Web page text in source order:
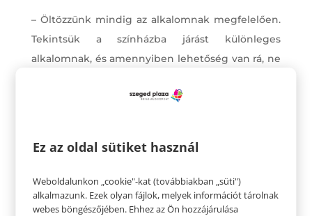
– Öltözzünk mindig az alkalomnak megfelelően.
Tekintsük a színházba járást különleges
alkalomnak, és amennyiben lehetőség van rá, ne
Természetesen nem kötelező az estélyi viselet
legalább negyed órával. Tiszteletről tesz
tanúbizonyságot a színpadon lévő színészek és a
Ez az oldal sütiket használ
Weboldalunkon „cookie"-kat (továbbiakban „süti")
alkalmazunk. Ezek olyan fájlok, melyek információt tárolnak
webes böngészőjében. Ehhez az Ön hozzájárulása